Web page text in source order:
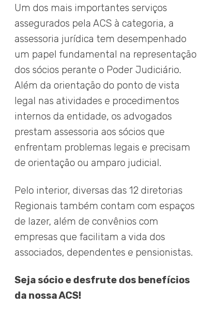
Um dos mais importantes serviços
assegurados pela ACS à categoria, a
assessoria jurídica tem desempenhado
um papel fundamental na representação
dos sócios perante o Poder Judiciário.
Além da orientação do ponto de vista
legal nas atividades e procedimentos
internos da entidade, os advogados
prestam assessoria aos sócios que
enfrentam problemas legais e precisam
de orientação ou amparo judicial.
Pelo interior, diversas das 12 diretorias
Regionais também contam com espaços
de lazer, além de convênios com
empresas que facilitam a vida dos
associados, dependentes e pensionistas.
Seja sócio e desfrute dos benefícios
da nossa ACS!